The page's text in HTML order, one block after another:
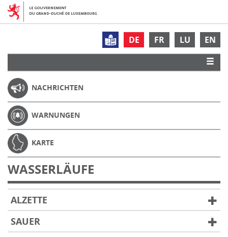
DE FR LU EN
NACHRICHTEN
WARNUNGEN
KARTE
WASSERLÄUFE
ALZETTE
SAUER